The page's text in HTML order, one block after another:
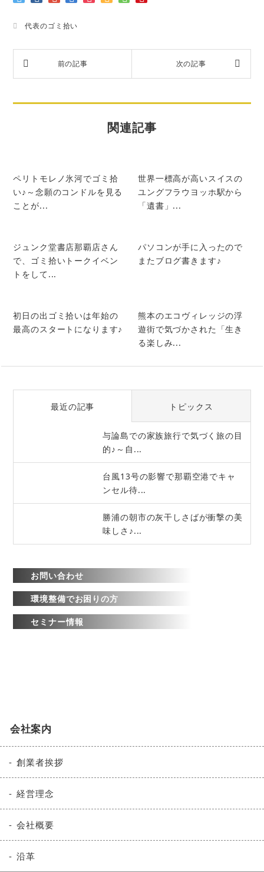
代表のゴミ拾い
関連記事
ペリトモレノ氷河でゴミ拾
い♪～念願のコンドルを見る
ことが...
世界一標高が高いスイスの
ユングフラウヨッホ駅から
「遺書」...
ジュンク堂書店那覇店さん
で、ゴミ拾いトークイベン
トをして...
パソコンが手に入ったので
またブログ書きます♪
初日の出ゴミ拾いは年始の
最高のスタートになります♪
熊本のエコヴィレッジの浮
遊街で気づかされた「生き
る楽しみ...
最近の記事 トピックス
与論島での家族旅行で気づく旅の目
的♪～自...
台風13号の影響で那覇空港でキャ
ンセル待...
勝浦の朝市の灰干しさばが衝撃の美
味しさ♪...
お問い合わせ
環境整備でお困りの方
セミナー情報
会社案内
創業者挨拶
経営理念
会社概要
沿革